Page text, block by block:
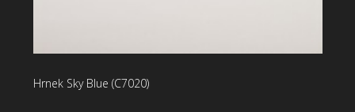
Hrnek Sky Blue (C7020)